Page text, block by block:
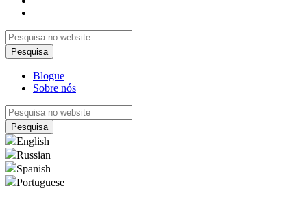
Blogue
Sobre nós
English
Russian
Spanish
Portuguese